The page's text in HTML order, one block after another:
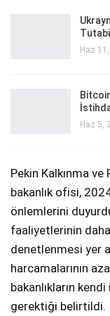
Haz
Haz 5,
Pekin Kalkınma
bakanlık ofisi,
önlemlerini
faaliyetlerinin daha
denetlenmesi yer
harcamalarının
bakanlıkların
gerektiği belirtildi.